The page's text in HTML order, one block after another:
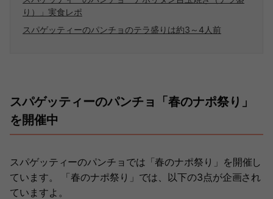
り）」実食レポ
スパゲッティーのパンチョのテラ盛りは約3～4人前
スパゲッティーのパンチョ「春のナポ祭り」
を開催中
スパゲッティーのパンチョでは「春のナポ祭り」を開催し
ています。 「春のナポ祭り」では、以下の3点が企画され
ていますよ。